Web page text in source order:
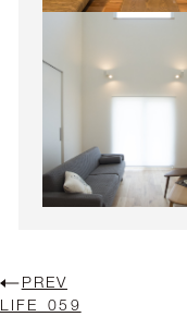
PREV
LIFE_059